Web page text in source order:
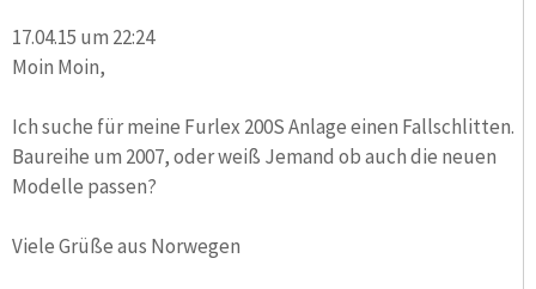
17.04.15 um 22:24
Moin Moin,
Ich suche für meine Furlex 200S Anlage einen Fallschlitten.
Baureihe um 2007, oder weiß Jemand ob auch die neuen
Modelle passen?
Viele Grüße aus Norwegen